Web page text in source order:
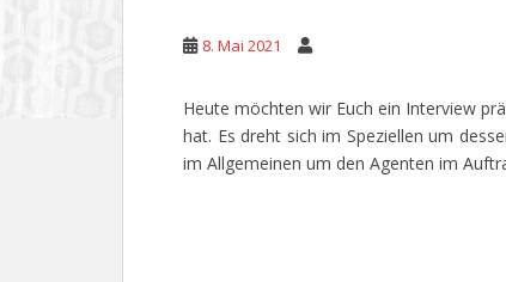
8. Mai 2021
Heute möchten wir Euch ein Interview
hat. Es dreht sich im Speziellen um
im Allgemeinen um den Agenten im